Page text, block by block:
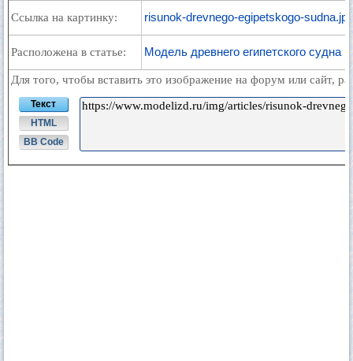
Ссылка на картинку: risunok-drevnego-egipetskogo-sudna.jpg
Расположена в статье: Модель древнего египетского судна
Для того, чтобы вставить это изображение на форум или сайт,
Текст
HTML
BB Code